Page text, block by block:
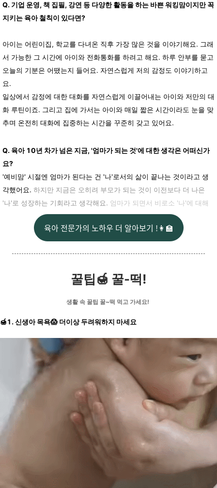
Q. 기업 운영, 책 집필, 강연 등 다양한 활동을 하는 바쁜 워킹맘이지만 꼭
지키는 육아 철칙이 있다면?
아이는 어린이집, 학교를 다녀온 직후 가장 많은 것을 이야기해요. 그래
서 가능한 그 시간에 아이와 전화통화를 하려고 해요. 하루 안부를 묻고
오늘의 기분은 어땠는지 들어요. 자연스럽게 저의 감정도 이야기하고
요.
일상에서 감정에 대한 대화를 자연스럽게 이끌어내는 아이와 저만의 대
화 루틴이죠. 그리고 집에 가서는 아이와 매일 짧은 시간이라도 눈을 맞
추며 온전히 대화에 집중하는 시간을 꾸준히 갖고 있어요.
Q. 육아 10년 차가 넘은 지금, '엄마가 되는 것'에 대한 생각은 어떠신가
요?
'예비맘' 시절엔 엄마가 된다는 건 '나'로서의 삶이 끝나는 것이라고 생
각했어요. 하지만 지금은 오히려 부모가 되는 것이 이전보다 더 나은
'나'로 성장하는 기회라고 생각해요. 엄마가 되면서 비로소 '나'에 대해
육아 전문가의 노하우 더 알아보기 !👩‍🏫
꿀팁🍯 꿀-떡!
생활 속 꿀팁 꿀~떡 먹고 가세요!
🍯1. 신생아 목욕😱 더이상 두려워하지 마세요